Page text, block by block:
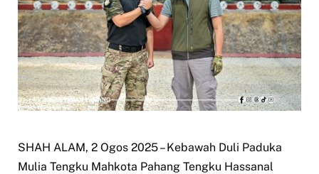
SHAH ALAM, 2 Ogos 2025 – Kebawah Duli Paduka
Mulia Tengku Mahkota Pahang Tengku Hassanal